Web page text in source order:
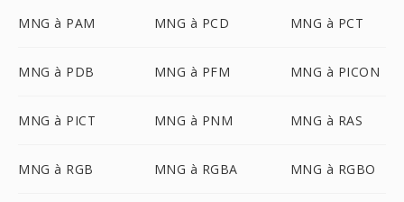
MNG à PAM MNG à PCD MNG à PCT
MNG à PDB MNG à PFM MNG à PICON
MNG à PICT MNG à PNM MNG à RAS
MNG à RGB MNG à RGBA MNG à RGBO